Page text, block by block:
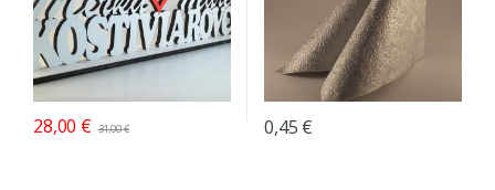
28,00 € 31,00€ 0,45 €